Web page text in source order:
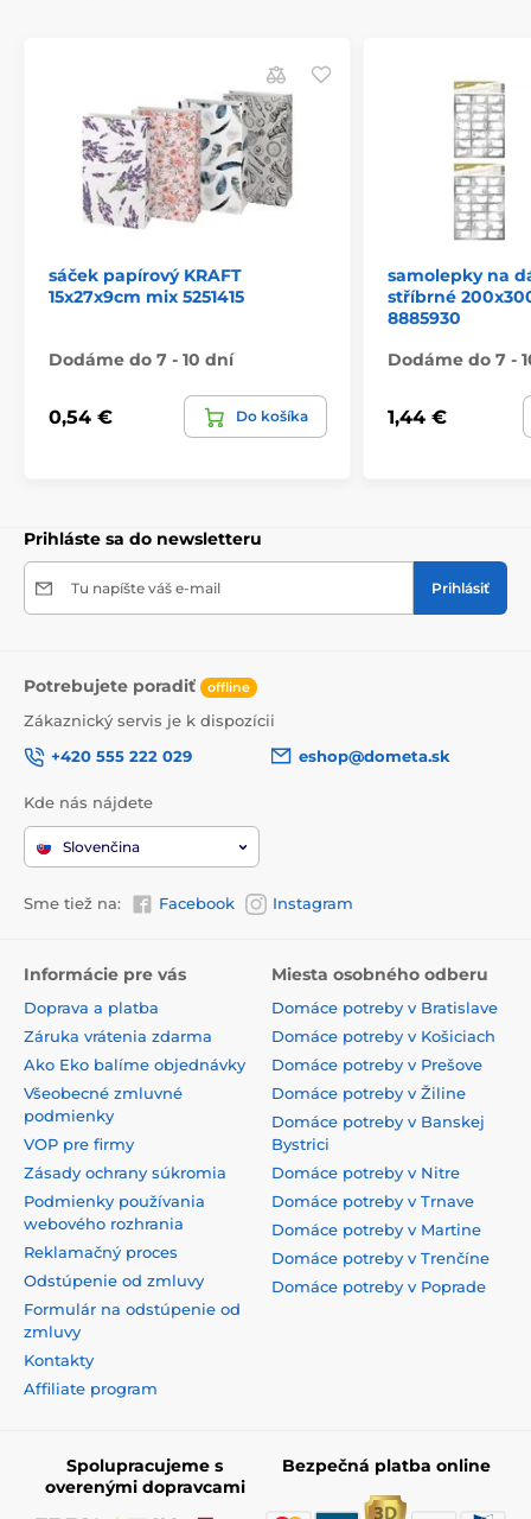
sáček papírový KRAFT
15x27x9cm mix 5251415
Dodáme do 7 - 10 dní
0,54 € Do košíka
samolepky na
stříbrné
8885930
Dodáme do 7 -
1,44 €
Prihláste sa do newsletteru
Tu napíšte váš e-mail Prihlásiť
Potrebujete poradiť offline
Zákaznický servis je k dispozícii
+420 555 222 029
eshop@dometa.sk
Kde nás nájdete
Slovenčina
Sme tiež na: Facebook Instagram
Informácie pre vás
Doprava a platba
Záruka vrátenia zdarma
Ako Eko balíme objednávky
Všeobecné zmluvné
podmienky
VOP pre firmy
Zásady ochrany súkromia
Podmienky používania
webového rozhrania
Reklamačný proces
Odstúpenie od zmluvy
Formulár na odstúpenie od
zmluvy
Kontakty
Affiliate program
Miesta osobného odberu
Domáce potreby v Bratislave
Domáce potreby v Košiciach
Domáce potreby v Prešove
Domáce potreby v Žiline
Domáce potreby v Banskej
Bystrici
Domáce potreby v Nitre
Domáce potreby v Trnave
Domáce potreby v Martine
Domáce potreby v Trenčíne
Domáce potreby v Poprade
Spolupracujeme s
overenými dopravcami
Bezpečná platba online